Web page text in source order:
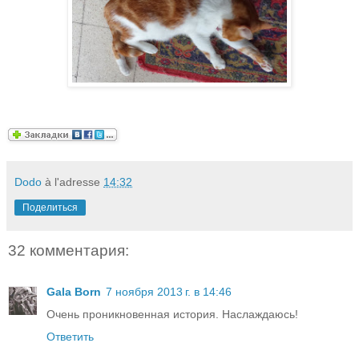
Dodo à l'adresse 14:32
Поделиться
32 комментария:
Gala Born 7 ноября 2013 г. в 14:46
Очень проникновенная история. Наслаждаюсь!
Ответить